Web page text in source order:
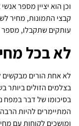
וכן הוא יציין מספר
קבצי התמונות, מחיר
עותקים שתקבלו, מספר
לא בכל
לא אחת הורים מבקשים
בצלמים הזולים ביותר
בסיכומו של דבר במפח
המתיימרים להיות
ומושכים לקוחות עם